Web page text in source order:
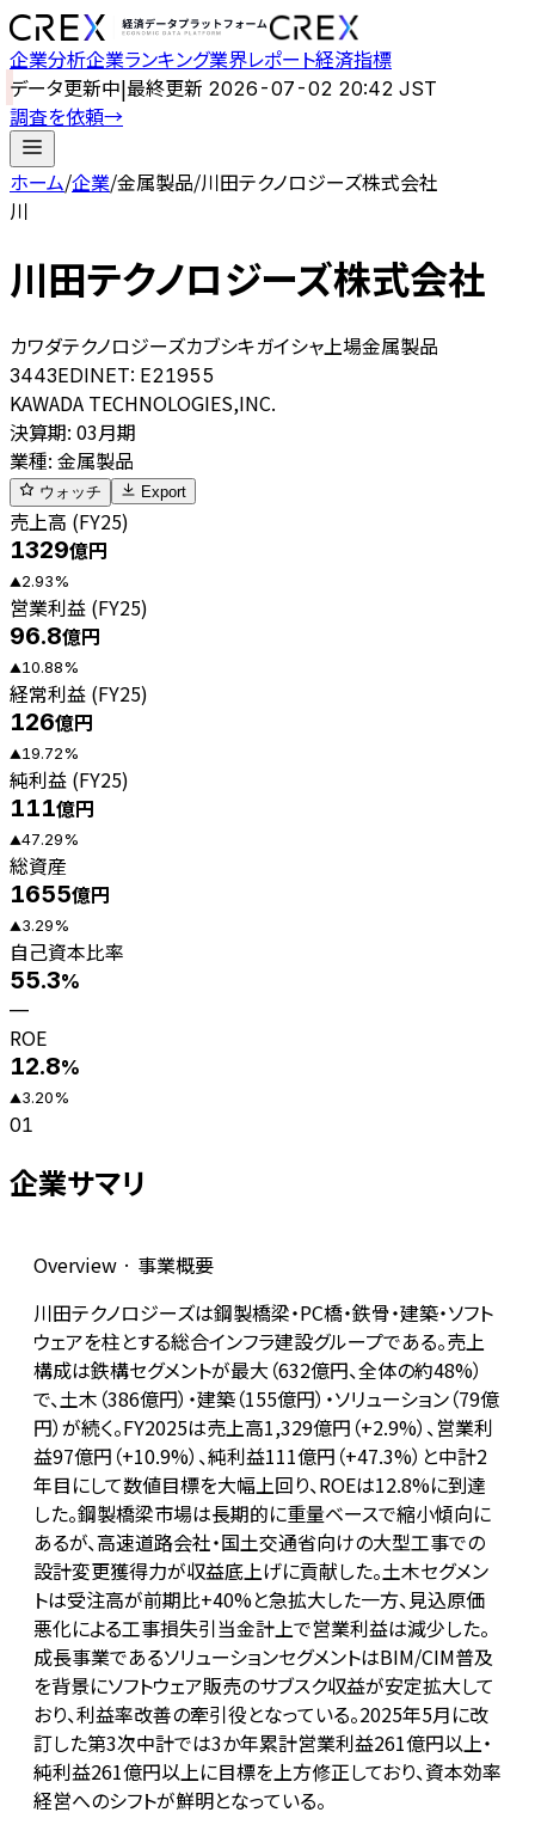
企業分析企業ランキング業界レポート経済指標
データ更新中|最終更新 2026-07-02 20:42 JST
調査を依頼→
ホーム/企業/金属製品/川田テクノロジーズ株式会社
川
川田テクノロジーズ株式会社
カワダテクノロジーズカブシキガイシャ 上場金属製品
3443EDINET: E21955
KAWADA TECHNOLOGIES,INC.
決算期: 03月期
業種: 金属製品
ウォッチ Export
売上高 (FY25)
1329億円
▲2.93%
営業利益 (FY25)
96.8億円
▲10.88%
経常利益 (FY25)
126億円
▲19.72%
純利益 (FY25)
111億円
▲47.29%
総資産
1655億円
▲3.29%
自己資本比率
55.3%
—
ROE
12.8%
▲3.20%
01
企業サマリ
Overview · 事業概要
川田テクノロジーズは鋼製橋梁・PC橋・鉄骨・建築・ソフト
ウェアを柱とする総合インフラ建設グループである。売上
構成は鉄構セグメントが最大（632億円、全体の約48%）
で、土木（386億円）・建築（155億円）・ソリューション（79億
円）が続く。FY2025は売上高1,329億円（+2.9%）、営業利
益97億円（+10.9%）、純利益111億円（+47.3%）と中計2
年目にして数値目標を大幅上回り、ROEは12.8%に到達
した。鋼製橋梁市場は長期的に重量ベースで縮小傾向に
あるが、高速道路会社・国土交通省向けの大型工事での
設計変更獲得力が収益底上げに貢献した。土木セグメン
トは受注高が前期比+40%と急拡大した一方、見込原価
悪化による工事損失引当金計上で営業利益は減少した。
成長事業であるソリューションセグメントはBIM/CIM普及
を背景にソフトウェア販売のサブスク収益が安定拡大して
おり、利益率改善の牽引役となっている。2025年5月に改
訂した第3次中計では3か年累計営業利益261億円以上・
純利益261億円以上に目標を上方修正しており、資本効率
経営へのシフトが鮮明となっている。